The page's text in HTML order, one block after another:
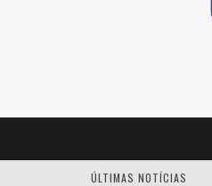
ÚLTIMAS NOTÍCIAS